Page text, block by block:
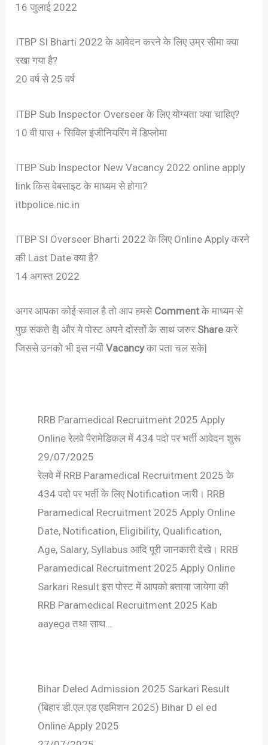
16 जुलाई 2022
ITBP SI Bharti 2022 के आवेदन करने के लिए उम्र सीमा क्या
रखा गया है?
20 वर्ष से 25 वर्ष
ITBP Sub Inspector Overseer के लिए योग्यता क्या चाहिए?
10 वी पास + सिविल इंजीनियरिंग में डिप्लोमा
ITBP Sub Inspector New Vacancy 2022 online apply
link किस वेबसाइट के माध्यम से होगा?
itbpolice.nic.in
ITBP SI Overseer Bharti 2022 के लिए Online Apply करने
की Last Date क्या है?
14 अगस्त 2022
अगर आपका कोई सवाल है तो आप हमसे Commentके माध्यम से
पुछ सकते है| और ये पोस्ट अपने दोस्तों के साथ जरुर Shareकरे
जिससे उनको भी इस नयीVacancyका पता चल सके|
RRB Paramedical Recruitment 2025 Apply
Online रेलवे पैरामेडिकल में 434 पदो पर भर्ती आवेदन शुरू
29/07/2025
रेलवे में RRB Paramedical Recruitment 2025 के
434 पदो पर भर्ती के लिए Notification जारी। RRB
Paramedical Recruitment 2025 Apply Online
Date, Notification, Eligibility, Qualification,
Age, Salary, Syllabus आदि पूरी जानकारी देखे। RRB
Paramedical Recruitment 2025 Apply Online
Sarkari Result इस पोस्ट में आपको बताया जायेगा की
RRB Paramedical Recruitment 2025 Kab
aayega तथा साथ…
Bihar Deled Admission 2025 Sarkari Result
(बिहार डी.एल.एड एडमिशन 2025) Bihar D el ed
Online Apply 2025